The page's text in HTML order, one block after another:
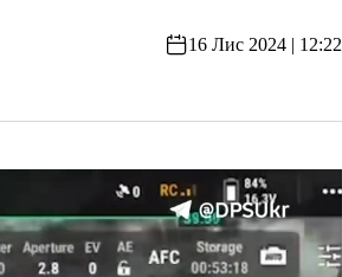
16 Лис 2024 | 12:22